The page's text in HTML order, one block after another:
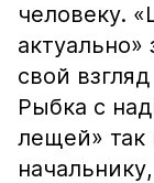
человеку.
актуально»
свой
Рыбка с
лещей» так